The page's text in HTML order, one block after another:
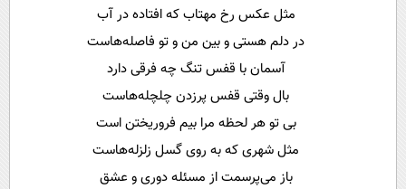
سرگرمی
فناوری
گوناگون
حوادث
محیط زیست
سلامت
پیامک
روانشناسی
آشپزی
دانلود
مثل عکس رخ مهتاب که افتاده در آب
در دلم هستی و بین من و تو فاصله‌هاست
آسمان با قفس تنگ چه فرقی دارد
بال وقتی قفس پرزدن چلچله‌هاست
بی تو هر لحظه مرا بیم فروریختن است
مثل شهری که به روی گسل زلزله‌هاست
باز می‌پرسمت از مسئله دوری و عشق